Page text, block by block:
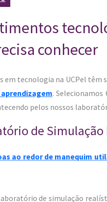
conhecer
em tecnologia na UCPel têm
.
pelos nossos
de Simulação
de simulação